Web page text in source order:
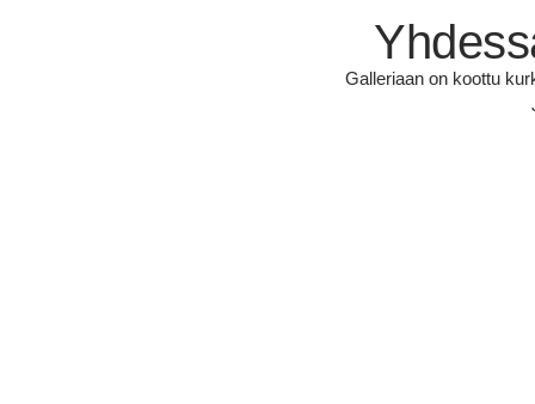
Galleriaan on koottu